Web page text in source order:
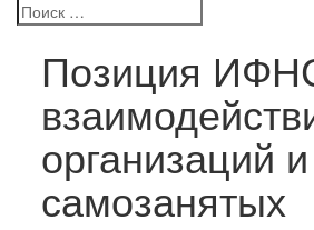
Позиция
организаций и
самозанятых